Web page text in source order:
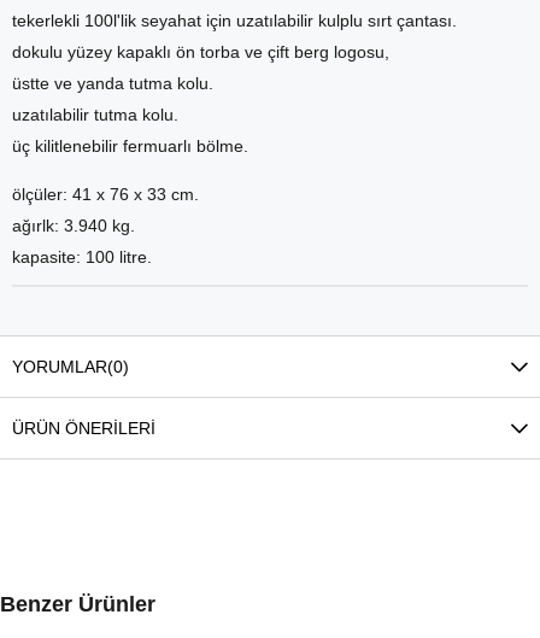
tekerlekli 100l'lik seyahat için uzatılabilir kulplu sırt çantası.
dokulu yüzey kapaklı ön torba ve çift berg logosu,
üstte ve yanda tutma kolu.
uzatılabilir tutma kolu.
üç kilitlenebilir fermuarlı bölme.
ölçüler: 41 x 76 x 33 cm.
ağırlk: 3.940 kg.
kapasite: 100 litre.
YORUMLAR(0)
ÜRÜN ÖNERILERI
Benzer Ürünler